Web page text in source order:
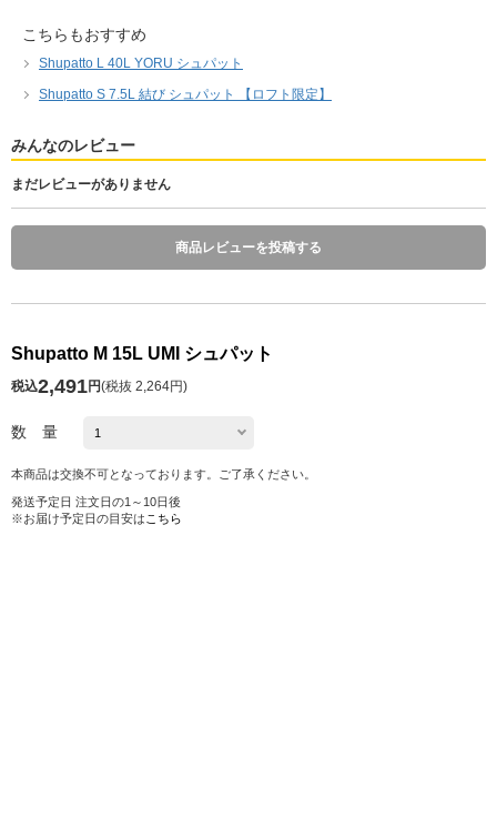
こちらもおすすめ
Shupatto L 40L YORU シュパット
Shupatto S 7.5L 結び シュパット 【ロフト限定】
みんなのレビュー
まだレビューがありません
商品レビューを投稿する
Shupatto M 15L UMI シュパット
税込2,491円(税抜 2,264円)
数 量
本商品は交換不可となっております。ご了承ください。
発送予定日 注文日の1～10日後
※お届け予定日の目安は こちら